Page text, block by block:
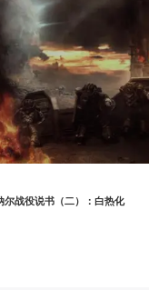
尔战役说书（二）：白热化